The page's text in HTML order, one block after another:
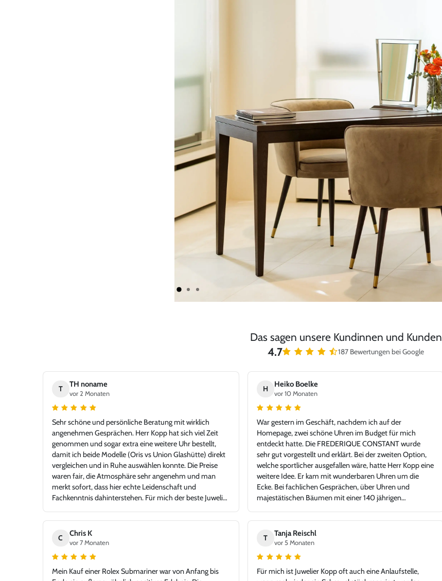
Das sagen unsere Kundinnen und Kunden
4.7 187 Bewertungen bei Google
T
TH noname
vor 2 Monaten
Sehr schöne und persönliche Beratung mit wirklich
angenehmen Gesprächen. Herr Kopp hat sich viel Zeit
genommen und sogar extra eine weitere Uhr bestellt,
damit ich beide Modelle (Oris vs Union Glashütte) direkt
vergleichen und in Ruhe auswählen konnte. Die Preise
waren fair, die Atmosphäre sehr angenehm und man
merkt sofort, dass hier echte Leidenschaft und
Fachkenntnis dahinterstehen. Für mich der beste Juwelier
in jeder Großstadt bestehen könnte. Ich bin sehr froh,
Juwelier Kopp gefunden zu haben, und werde definitiv
wiederkommen. Klare Empfehlung!
H
Heiko Boelke
vor 10 Monaten
War gestern im Geschäft, nachdem ich auf der
Homepage, zwei schöne Uhren im Budget für mich
entdeckt hatte. Die FREDERIQUE CONSTANT wurde
sehr gut vorgestellt und erklärt. Bei der zweiten Option,
welche sportlicher ausgefallen wäre, hatte Herr Kopp eine
weitere Idee. Er kam mit wunderbaren Uhren um die
Ecke. Bei fachlichen Gesprächen, über Uhren und
majestätischen Bäumen mit einer 140 jährigen
Tolle Idee - glücklicher Kunde, Danke!
C
Chris K
vor 7 Monaten
Mein Kauf einer Rolex Submariner war von Anfang bis
T
Tanja Reischl
vor 5 Monaten
Für mich ist Juwelier Kopp oft auch eine Anlaufstelle,